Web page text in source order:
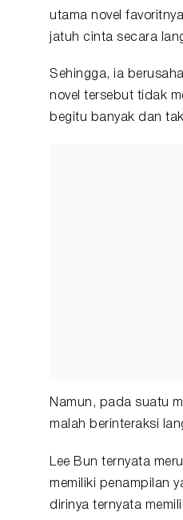
utama novel
jatuh cinta secara
Sehingga, ia
novel tersebut tidak
begitu banyak dan
Namun, pada suatu
malah berinteraksi
Lee Bun ternyata
memiliki penampilan
dirinya ternyata